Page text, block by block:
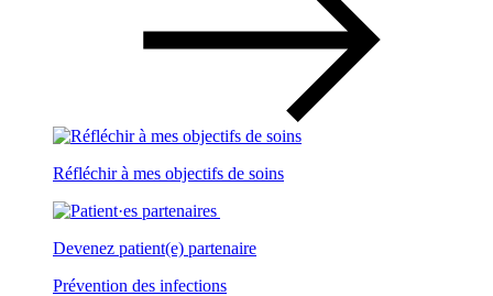
Réfléchir à mes objectifs de soins
Devenez patient(e) partenaire
Prévention des infections